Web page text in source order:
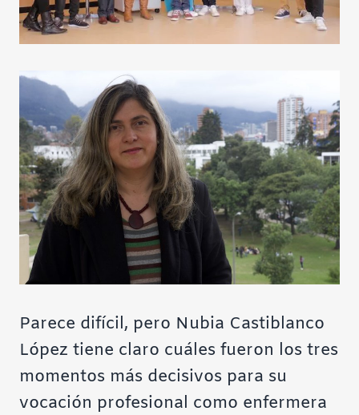
Parece difícil, pero Nubia Castiblanco
López tiene claro cuáles fueron los tres
momentos más decisivos para su
vocación profesional como enfermera